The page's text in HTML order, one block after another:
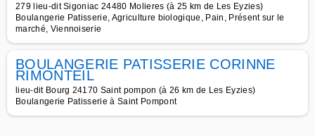
279 lieu-dit Sigoniac 24480 Molieres (à 25 km de Les Eyzies)
Boulangerie Patisserie, Agriculture biologique, Pain, Présent sur le
marché, Viennoiserie
BOULANGERIE PATISSERIE CORINNE
RIMONTEIL
lieu-dit Bourg 24170 Saint pompon (à 26 km de Les Eyzies)
Boulangerie Patisserie à Saint Pompont